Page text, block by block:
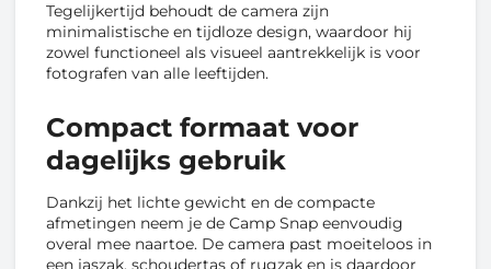
Tegelijkertijd behoudt de camera zijn
minimalistische en tijdloze design, waardoor hij
zowel functioneel als visueel aantrekkelijk is voor
fotografen van alle leeftijden.
Compact formaat voor
dagelijks gebruik
Dankzij het lichte gewicht en de compacte
afmetingen neem je de Camp Snap eenvoudig
overal mee naartoe. De camera past moeiteloos in
een jaszak, schoudertas of rugzak en is daardoor